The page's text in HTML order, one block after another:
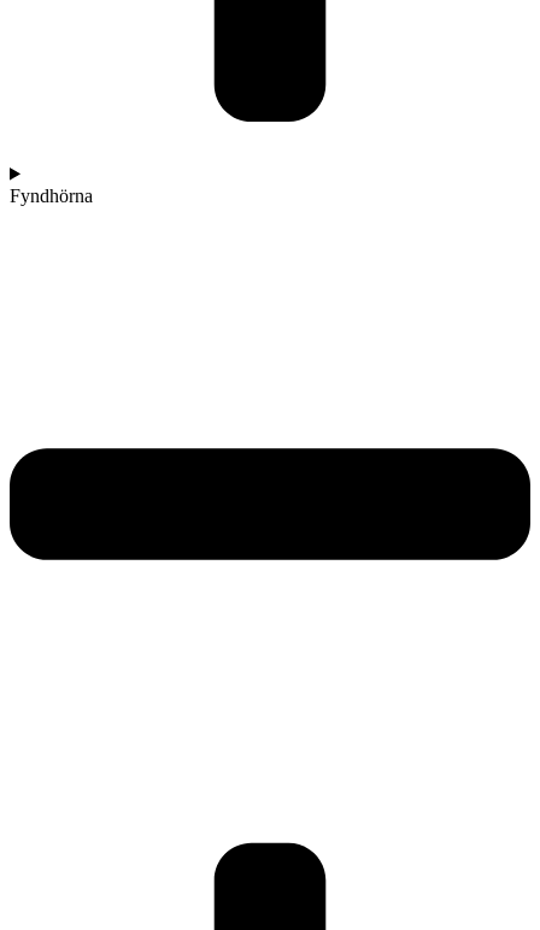
Fyndhörna